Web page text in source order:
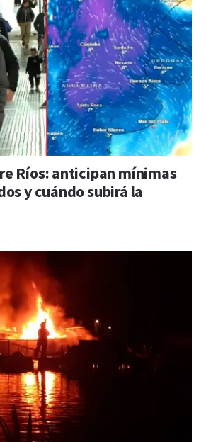
Ríos: anticipan mínimas
y cuándo subirá la